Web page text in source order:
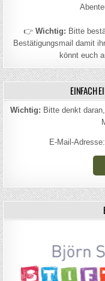
👉 Wichtig: Bitte
Bestätigungsmail damit
könnt euch
EINFACH
Wichtig: Bitte denkt
E-Mail-Adresse: